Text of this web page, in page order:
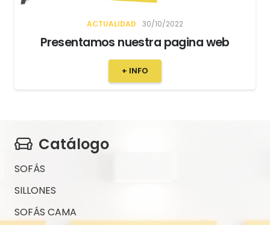
ACTUALIDAD 30/10/2022
Presentamos nuestra pagina web
+ INFO
Catálogo
SOFÁS
SILLONES
SOFÁS CAMA